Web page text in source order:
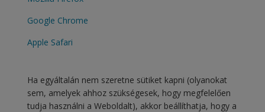
Google Chrome
Apple Safari
Ha egyáltalán nem szeretne sütiket kapni (olyanokat
sem, amelyek ahhoz szükségesek, hogy megfelelően
tudja használni a Weboldalt), akkor beállíthatja, hogy a